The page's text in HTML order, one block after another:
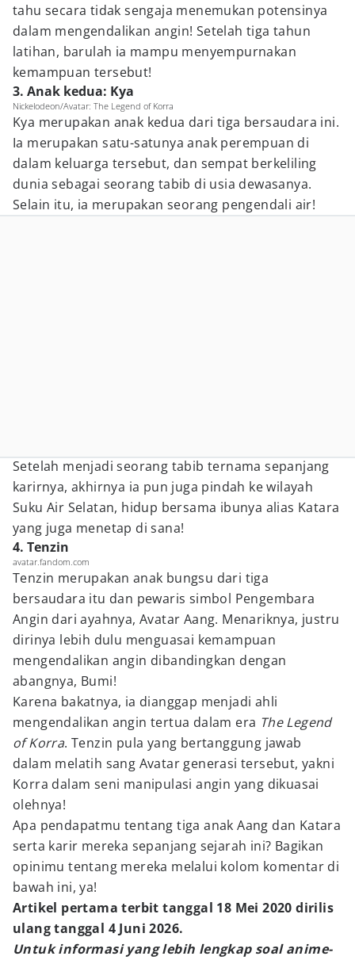
tahu secara tidak sengaja menemukan potensinya
dalam mengendalikan angin! Setelah tiga tahun
latihan, barulah ia mampu menyempurnakan
kemampuan tersebut!
3. Anak kedua: Kya
Nickelodeon/Avatar: The Legend of Korra
Kya merupakan anak kedua dari tiga bersaudara ini.
Ia merupakan satu-satunya anak perempuan di
dalam keluarga tersebut, dan sempat berkeliling
dunia sebagai seorang tabib di usia dewasanya.
Selain itu, ia merupakan seorang pengendali air!
Setelah menjadi seorang tabib ternama sepanjang
karirnya, akhirnya ia pun juga pindah ke wilayah
Suku Air Selatan, hidup bersama ibunya alias Katara
yang juga menetap di sana!
4. Tenzin
avatar.fandom.com
Tenzin merupakan anak bungsu dari tiga
bersaudara itu dan pewaris simbol Pengembara
Angin dari ayahnya, Avatar Aang. Menariknya, justru
dirinya lebih dulu menguasai kemampuan
mengendalikan angin dibandingkan dengan
abangnya, Bumi!
Karena bakatnya, ia dianggap menjadi ahli
mengendalikan angin tertua dalam era The Legend
of Korra. Tenzin pula yang bertanggung jawab
dalam melatih sang Avatar generasi tersebut, yakni
Korra dalam seni manipulasi angin yang dikuasai
olehnya!
Apa pendapatmu tentang tiga anak Aang dan Katara
serta karir mereka sepanjang sejarah ini? Bagikan
opinimu tentang mereka melalui kolom komentar di
bawah ini, ya!
Artikel pertama terbit tanggal 18 Mei 2020 dirilis
ulang tanggal 4 Juni 2026.
Untuk informasi yang lebih lengkap soal anime-